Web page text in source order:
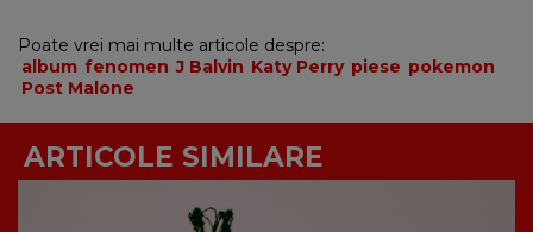
Poate vrei mai multe articole despre:
album fenomen J Balvin Katy Perry piese pokemon
Post Malone
ARTICOLE SIMILARE